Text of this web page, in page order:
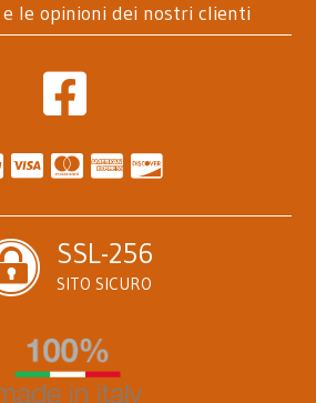
e le opinioni dei nostri clienti
SSL-256
SITO SICURO